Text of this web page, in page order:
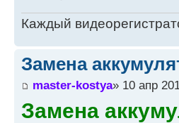
Каждый
Замена
master-kostya» 10 апр
Замена